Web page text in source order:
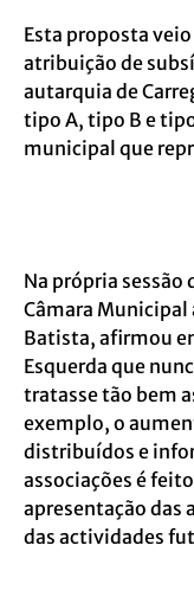
Esta proposta
atribuição de
autarquia de
tipo A, tipo B e
municipal que
Na própria sessão
Câmara
Batista, afirmou
Esquerda que
tratasse tão bem
exemplo, o
distribuídos e
associações é
apresentação das
das actividades